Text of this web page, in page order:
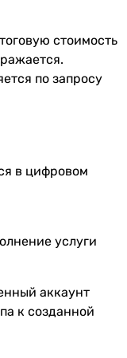
стоимость
по запросу
в цифровом
услуги
аккаунт
к созданной